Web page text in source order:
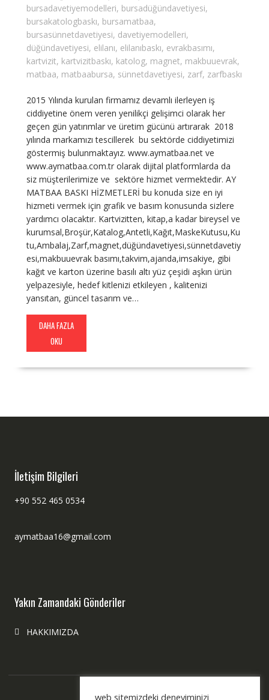
bursadavetiyemodelleri, bursadüğündavetiyesi,
bursakatologbaskı, bursamatbaa,
bursasünnetdavetiyesi, davetiyemodelleri,
düğündavetiyesi, elilanı, elilanıbaskı, evrakbasımı,
kartvizit, kartvizitbaskı, katolog, magnet, makbuuevrak,
matbaa, matbaabursa, sünnetdavetiyesi, zarf, zarfbaskı
2015 Yılında kurulan firmamız devamlı ilerleyen iş
ciddiyetine önem veren yenilikçi gelişimci olarak her
geçen gün yatırımlar ve üretim gücünü artırarak 2018
yılında markamızı tescillerek bu sektörde ciddiyetimizi
göstermiş bulunmaktayız. www.aymatbaa.net ve
www.aymatbaa.com.tr olarak dijital platformlarda da
siz müşterilerimize ve sektöre hizmet vermektedir. AY
MATBAA BASKI HİZMETLERİ bu konuda size en iyi
hizmeti vermek için grafik ve basım konusunda sizlere
yardımcı olacaktır. Kartvizitten, kitap,a kadar bireysel ve
kurumsal,Broşür,Katalog,Antetli,Kağıt,MaskeKutusu,Ku
tu,Ambalaj,Zarf,magnet,düğündavetiyesi,sünnetdavetiy
esi,makbuuevrak basımı,takvim,ajanda,imsakiye, gibi
kağıt ve karton üzerine basılı altı yüz çeşidi aşkın ürün
yelpazesiyle, hedef kitlenizi etkileyen , kalitenizi
yansıtan, güncel tasarım ve…
DAHA FAZLA
OKU
İletişim Bilgileri
+90 552 465 0534
aymatbaa16@gmail.com
Yakın Zamandaki Gönderiler
HAKKIMIZDA
web sitemizdeki deneyiminizi